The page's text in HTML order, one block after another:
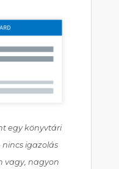
egy könyvtári
nincs igazolás
vagy, nagyon